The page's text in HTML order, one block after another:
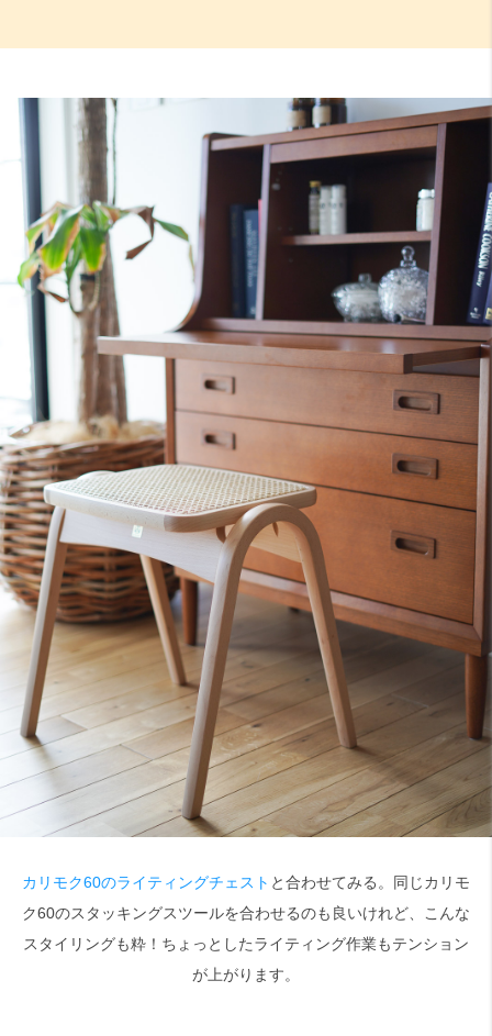
カリモク60のライティングチェスト と合わせてみる。同じカリモ
ク60のスタッキングスツールを合わせるのも良いけれど、こんな
スタイリングも粋！ちょっとしたライティング作業もテンション
が上がります。